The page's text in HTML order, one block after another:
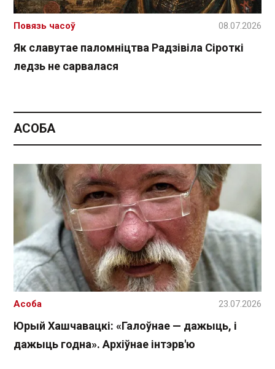
Як славутае паломніцтва Радзівіла Сіроткі
ледзь не сарвалася
Повязь часоў 08.07.2026
АСОБА
Юрый Хашчавацкі: «Галоўнае — дажыць, і
дажыць годна». Архіўнае інтэрв'ю
Асоба 23.07.2026